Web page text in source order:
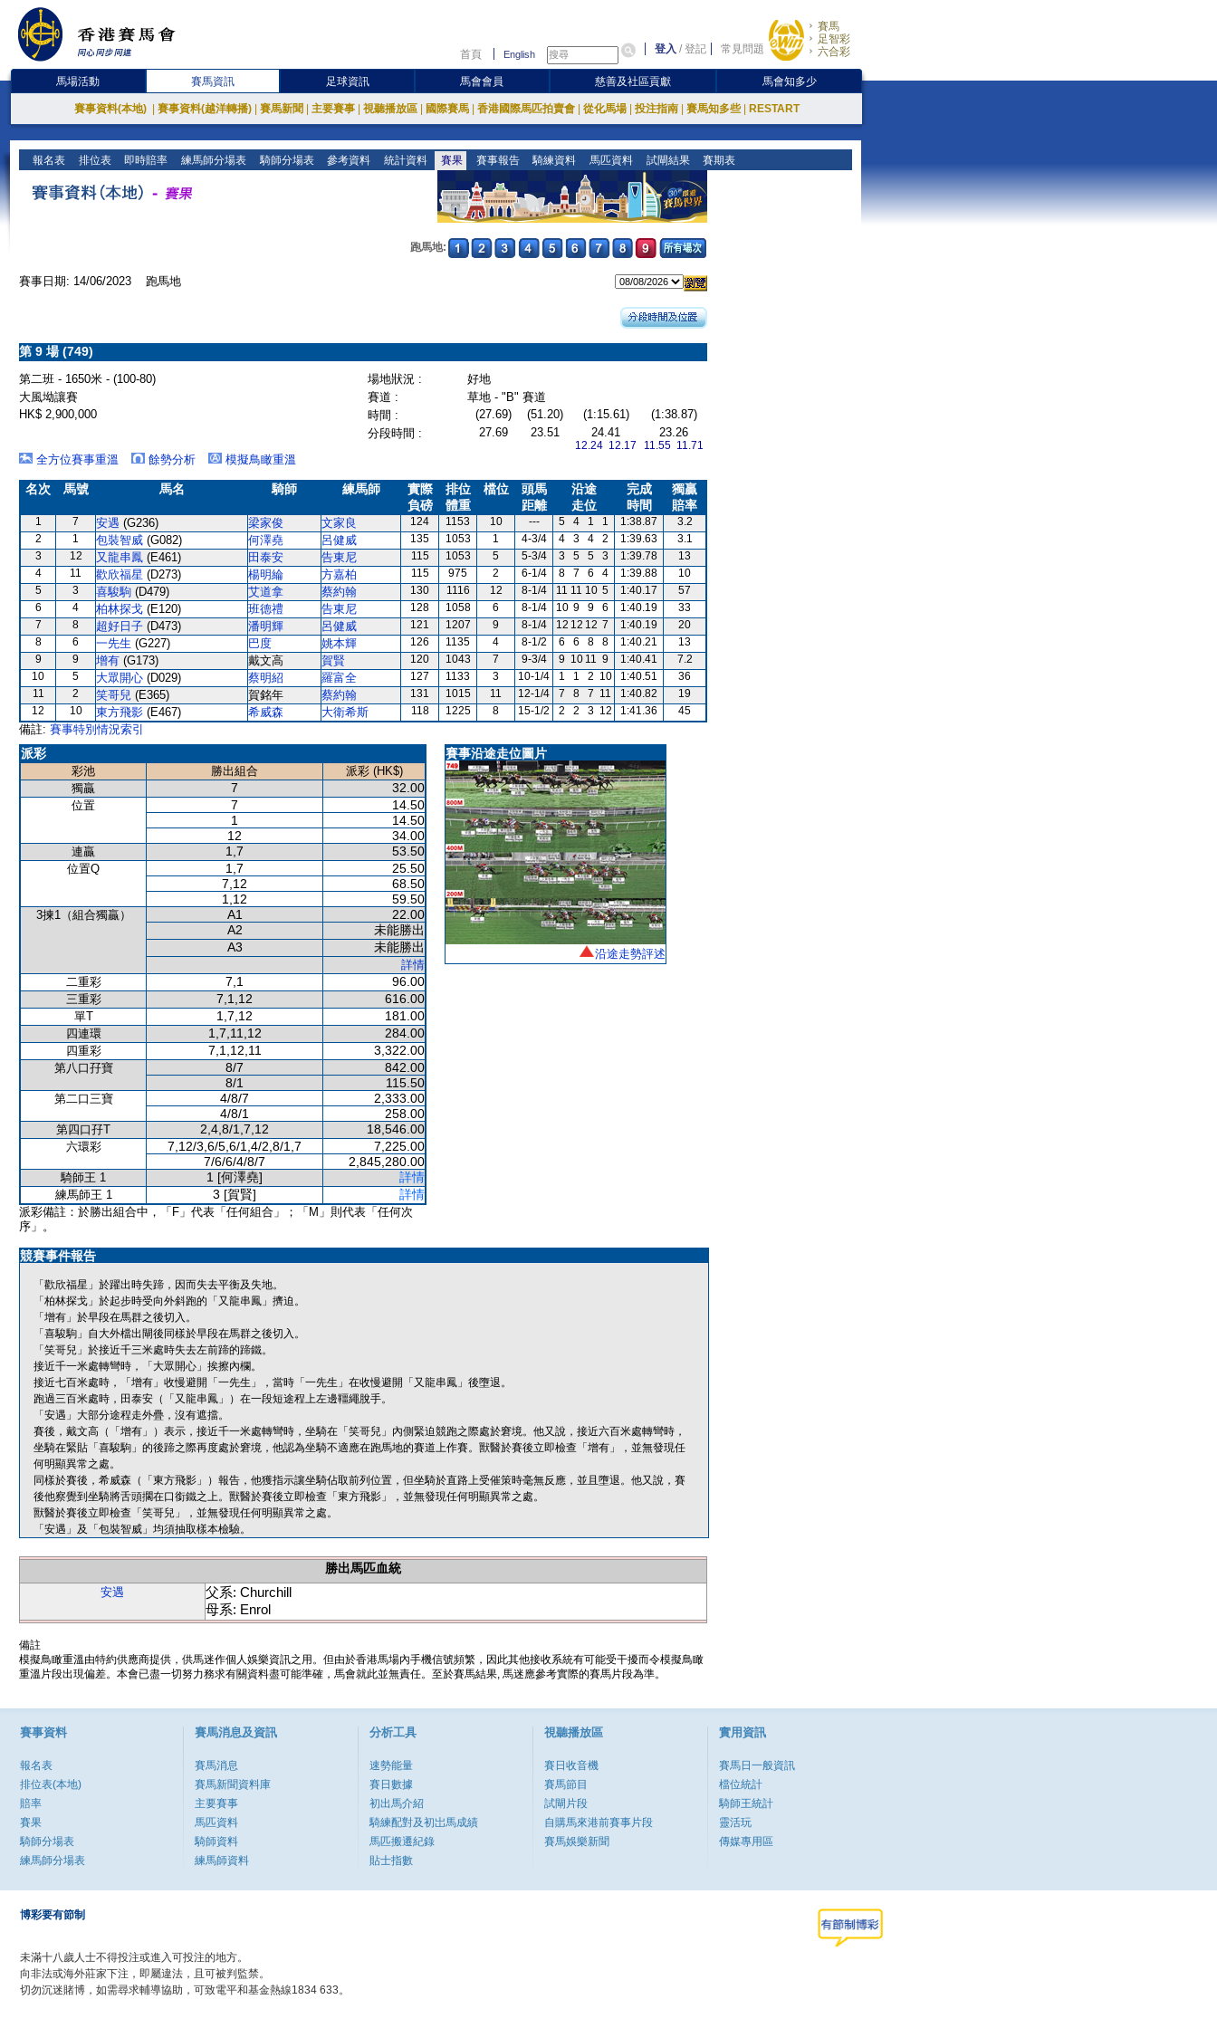
首頁 English 登入 /登記 常見問題
賽馬
足智彩
六合彩
馬場活動 賽馬資訊 足球資訊 馬會會員 慈善及社區貢獻 馬會知多少
賽事資料(本地) 賽事資料(越洋轉播) 賽馬新聞 主要賽事 視聽播放區 國際賽馬 香港國際馬匹拍賣會 從化馬場 投注指南 賽馬知多些 RESTART
報名表 排位表 即時賠率 練馬師分場表 騎師分場表 參考資料 統計資料 賽果 賽事報告 騎練資料 馬匹資料 試閘結果 賽期表
跑馬地:
賽事日期: 14/06/2023 跑馬地
第 9 場 (749)
第二班 - 1650米 - (100-80) 場地狀況 :
好地
大風坳讓賽
賽道 :
草地 - "B" 賽道
HK$ 2,900,000
時間 : (27.69) (51.20) (1:15.61)
(1:38.87)
分段時間 :
27.69 23.51 24.41
12.24 12.17
23.26
11.55 11.71
全方位賽事重溫 餘勢分析 模擬鳥瞰重溫
名次 馬號 馬名 騎師 練馬師
實際
負磅
排位
體重
檔位
頭馬
距離
沿途
走位
完成
時間
獨贏
賠率
1 7 安遇 (G236) 梁家俊 文家良 124 1153 10 --- 5 4 1 1 1:38.87
3.2
2
1 包裝智威 (G082) 何澤堯 呂健威 135 1053 1 4-3/4 4 3 4 2 1:39.63
3.1
3
12 又龍串鳳 (E461) 田泰安 告東尼 115 1053 5 5-3/4 3 5 5 3 1:39.78
13
4
11 歡欣福星 (D273) 楊明綸 方嘉柏 115 975 2 6-1/4 8 7 6 4 1:39.88
10
5
3 喜駿駒 (D479) 艾道拿 蔡約翰 130 1116 12 8-1/4 11 11 10 5 1:40.17
57
6
4 柏林探戈 (E120) 班德禮 告東尼 128 1058 6 8-1/4 10 9 9 6 1:40.19
33
7
8 超好日子 (D473) 潘明輝 呂健威 121 1207 9 8-1/4 12 12 12 7 1:40.19
20
8
6 一先生 (G227) 巴度 姚本輝 126 1135 4 8-1/2 6 6 8 8 1:40.21
13
9
9 增有 (G173) 戴文高 賀賢 120 1043 7 9-3/4 9 10 11 9 1:40.41
7.2
10
5 大眾開心 (D029) 蔡明紹 羅富全 127 1133 3 10-1/4 1 1 2 10 1:40.51
36
11
2 笑哥兒 (E365) 賀銘年 蔡約翰 131 1015 11 12-1/4 7 8 7 11 1:40.82
19
12
10 東方飛影 (E467) 希威森 大衛希斯 118 1225 8 15-1/2 2 2 3 12 1:41.36 45
備註: 賽事特別情況索引
派彩
彩池 勝出組合
派彩 (HK$)
獨贏
7 32.00
位置 7
14.50
1
14.50
12
34.00
連贏 1,7 53.50
位置Q 1,7
25.50
7,12
68.50
1,12
59.50
3揀1（組合獨贏） A1
22.00
A2
未能勝出
A3
未能勝出
詳情
二重彩
7,1 96.00
三重彩 7,1,12 616.00
單T 1,7,12 181.00
四連環 1,7,11,12 284.00
四重彩 7,1,12,11 3,322.00
第八口孖寶 8/7
842.00
8/1
115.50
第二口三寶 4/8/7
2,333.00
4/8/1
258.00
第四口孖T 2,4,8/1,7,12 18,546.00
六環彩 7,12/3,6/5,6/1,4/2,8/1,7
7,225.00
7/6/6/4/8/7
2,845,280.00
騎師王 1 1 [何澤堯] 詳情
練馬師王 1 3 [賀賢] 詳情
派彩備註：於勝出組合中，「F」代表「任何組合」；「M」則代表「任何次
序」。
賽事沿途走位圖片
沿途走勢評述
競賽事件報告
「歡欣福星」於躍出時失蹄，因而失去平衡及失地。
「柏林探戈」於起步時受向外斜跑的「又龍串鳳」擠迫。
「增有」於早段在馬群之後切入。
「喜駿駒」自大外檔出閘後同樣於早段在馬群之後切入。
「笑哥兒」於接近千三米處時失去左前蹄的蹄鐵。
接近千一米處轉彎時，「大眾開心」挨擦內欄。
接近七百米處時，「增有」收慢避開「一先生」，當時「一先生」在收慢避開「又龍串鳳」後墮退。
跑過三百米處時，田泰安（「又龍串鳳」）在一段短途程上左邊韁繩脫手。
「安遇」大部分途程走外疊，沒有遮擋。
賽後，戴文高（「增有」）表示，接近千一米處轉彎時，坐騎在「笑哥兒」內側緊迫競跑之際處於窘境。他又說，接近六百米處轉彎時，
坐騎在緊貼「喜駿駒」的後蹄之際再度處於窘境，他認為坐騎不適應在跑馬地的賽道上作賽。獸醫於賽後立即檢查「增有」，並無發現任
何明顯異常之處。
同樣於賽後，希威森（「東方飛影」）報告，他獲指示讓坐騎佔取前列位置，但坐騎於直路上受催策時毫無反應，並且墮退。他又說，賽
後他察覺到坐騎將舌頭擱在口銜鐵之上。獸醫於賽後立即檢查「東方飛影」，並無發現任何明顯異常之處。
獸醫於賽後立即檢查「笑哥兒」，並無發現任何明顯異常之處。
「安遇」及「包裝智威」均須抽取樣本檢驗。
勝出馬匹血統
安遇
父系: Churchill
母系: Enrol
備註
模擬鳥瞰重溫由特約供應商提供，供馬迷作個人娛樂資訊之用。但由於香港馬場內手機信號頻繁，因此其他接收系統有可能受干擾而令模擬鳥瞰
重溫片段出現偏差。本會已盡一切努力務求有關資料盡可能準確，馬會就此並無責任。至於賽馬結果, 馬迷應參考實際的賽馬片段為準。
賽事資料
報名表
排位表(本地)
賠率
賽果
騎師分場表
練馬師分場表
賽馬消息及資訊
賽馬消息
賽馬新聞資料庫
主要賽事
馬匹資料
騎師資料
練馬師資料
分析工具
速勢能量
賽日數據
初出馬介紹
騎練配對及初岀馬成績
馬匹搬遷紀錄
貼士指數
視聽播放區
賽日收音機
賽馬節目
試閘片段
自購馬來港前賽事片段
賽馬娛樂新聞
實用資訊
賽馬日一般資訊
檔位統計
騎師王統計
靈活玩
傳媒專用區
博彩要有節制
未滿十八歲人士不得投注或進入可投注的地方。
向非法或海外莊家下注，即屬違法，且可被判監禁。
切勿沉迷賭博，如需尋求輔導協助，可致電平和基金熱線1834 633。